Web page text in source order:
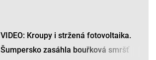
VIDEO: Kroupy i stržená fotovoltaika.
Šumpersko zasáhla bouřková smršť